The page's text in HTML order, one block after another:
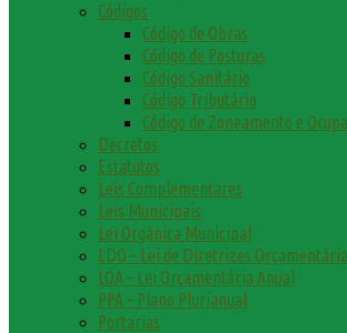
Códigos
Código de Obras
Código de Posturas
Código Sanitário
Código Tributário
Código de Zoneamento e
Decretos
Estatutos
Leis Complementares
Leis Municipais
Lei Orgânica Municipal
LDO – Lei de Diretrizes
LOA – Lei Orçamentária Anual
PPA – Plano Plurianual
Portarias